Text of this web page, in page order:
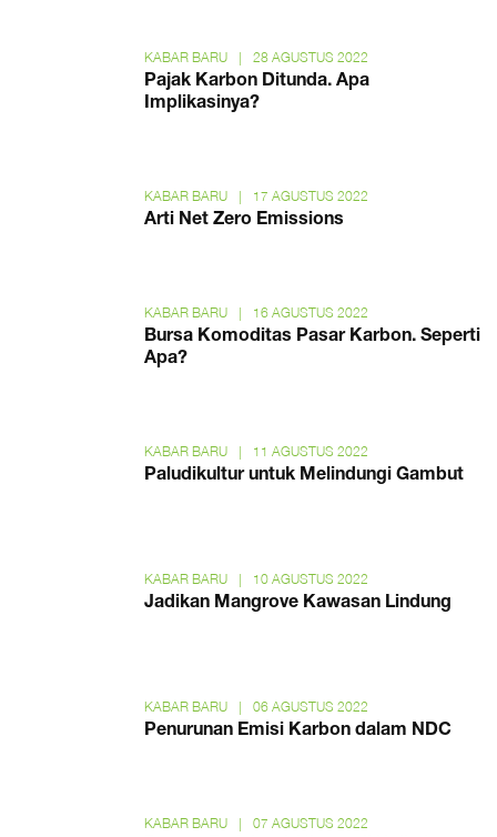
KABAR BARU | 28 AGUSTUS 2022
Pajak Karbon Ditunda. Apa
Implikasinya?
KABAR BARU | 17 AGUSTUS 2022
Arti Net Zero Emissions
KABAR BARU | 16 AGUSTUS 2022
Bursa Komoditas Pasar Karbon. Seperti
Apa?
KABAR BARU | 11 AGUSTUS 2022
Paludikultur untuk Melindungi Gambut
KABAR BARU | 10 AGUSTUS 2022
Jadikan Mangrove Kawasan Lindung
KABAR BARU | 06 AGUSTUS 2022
Penurunan Emisi Karbon dalam NDC
KABAR BARU | 07 AGUSTUS 2022